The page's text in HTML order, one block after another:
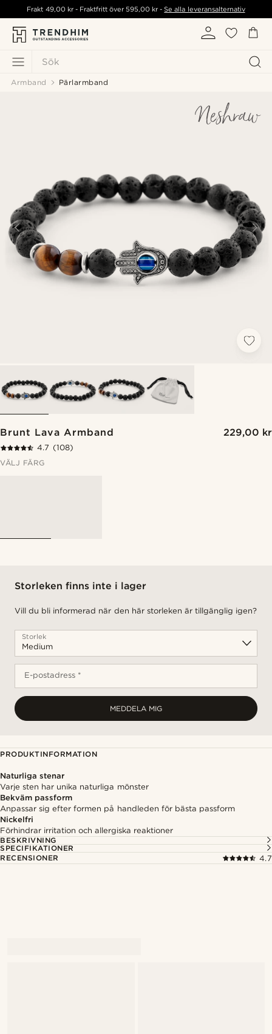
Sök
Frakt 49,00 kr- Fraktfritt över595,00 kr -Se alla leveransalternativ
Armband Pärlarmband
Brunt Lava Armband 229,00 kr
4.7 (108)
VÄLJ FÄRG
Storleken finns inte i lager
Vill du bli informerad när den här storleken är tillgänglig igen?
Storlek
E-postadress *
MEDDELA MIG
PRODUKTINFORMATION
Naturliga stenar
Varje sten har unika naturliga mönster
Bekväm passform
Anpassar sig efter formen på handleden för bästa passform
Nickelfri
Förhindrar irritation och allergiska reaktioner
BESKRIVNING
SPECIFIKATIONER
RECENSIONER
4.7